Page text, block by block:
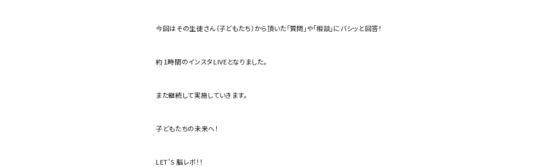
今回はその生徒さん（子どもたち）から頂いた「質問」や「相談」にバシッと回答！
約１時間のインスタLIVEとなりました。
また継続して実施していきます。
子どもたちの未来へ！
LET’S 脳レボ！！